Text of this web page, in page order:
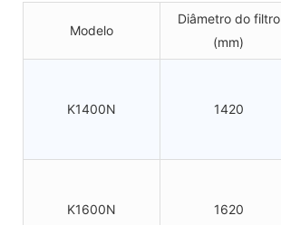
Modelo
Diâmetro do filtro
(mm)
K1400N 1420
K1600N 1620